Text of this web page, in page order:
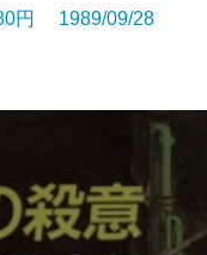
円 1989/09/28